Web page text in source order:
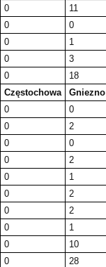
0 11
0 0
0 1
0 3
0 18
Częstochowa Gniezno
0 0
0 2
0 0
0 2
0 1
0 2
0 2
0 1
0 10
0 28